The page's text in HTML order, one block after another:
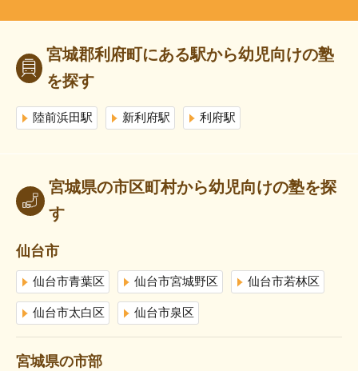
宮城郡利府町にある駅から幼児向けの塾
を探す
陸前浜田駅 新利府駅 利府駅
宮城県の市区町村から幼児向けの塾を探
す
仙台市
仙台市青葉区 仙台市宮城野区 仙台市若林区
仙台市太白区 仙台市泉区
宮城県の市部